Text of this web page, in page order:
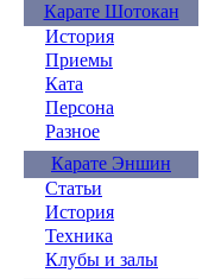
Карате Шотокан
История
Приемы
Ката
Персона
Разное
Карате Эншин
Статьи
История
Техника
Клубы и залы